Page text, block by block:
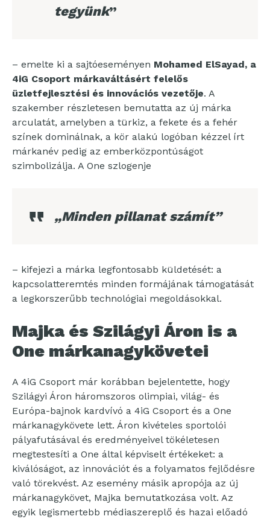
tegyünk”
– emelte ki a sajtóeseményen Mohamed ElSayad, a
4iG Csoport márkaváltásért felelős
üzletfejlesztési és innovációs vezetője. A
szakember részletesen bemutatta az új márka
arculatát, amelyben a türkiz, a fekete és a fehér
színek dominálnak, a kör alakú logóban kézzel írt
márkanév pedig az emberközpontúságot
szimbolizálja. A One szlogenje
„Minden pillanat számít”
– kifejezi a márka legfontosabb küldetését: a
kapcsolatteremtés minden formájának támogatását
a legkorszerűbb technológiai megoldásokkal.
Majka és Szilágyi Áron is a
One márkanagykövetei
A 4iG Csoport már korábban bejelentette, hogy
Szilágyi Áron háromszoros olimpiai, világ- és
Európa-bajnok kardvívó a 4iG Csoport és a One
márkanagykövete lett. Áron kivételes sportolói
pályafutásával és eredményeivel tökéletesen
megtestesíti a One által képviselt értékeket: a
kiválóságot, az innovációt és a folyamatos fejlődésre
való törekvést. Az esemény másik apropója az új
márkanagykövet, Majka bemutatkozása volt. Az
egyik legismertebb médiaszereplő és hazai előadó